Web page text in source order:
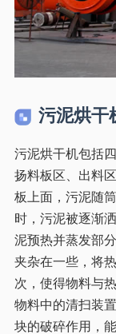
污泥烘干
污泥烘干机包括
扬料板区、出料
板上面，污泥随
时，污泥被逐渐
泥预热并蒸发部
夹杂在一些，将
次，使得物料与
物料中的清扫装
块的破碎作用，